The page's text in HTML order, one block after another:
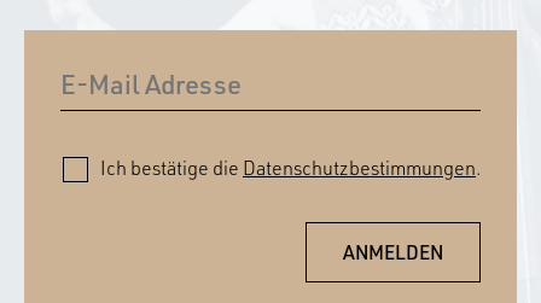
Ich bestätige die Datenschutzbestimmungen.